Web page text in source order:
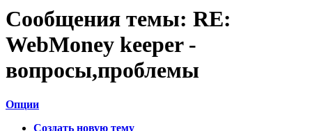
Сообщения темы: RE:
WebMoney keeper -
вопросы,проблемы
Опции
Создать новую тему